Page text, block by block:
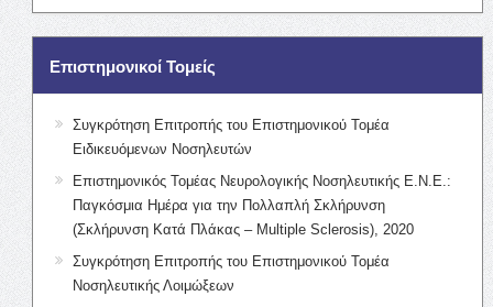
Επιστημονικοί Τομείς
Συγκρότηση Επιτροπής του Επιστημονικού Τομέα
Ειδικευόμενων Νοσηλευτών
Επιστημονικός Τομέας Νευρολογικής Νοσηλευτικής Ε.Ν.Ε.:
Παγκόσμια Ημέρα για την Πολλαπλή Σκλήρυνση
(Σκλήρυνση Κατά Πλάκας – Multiple Sclerosis), 2020
Συγκρότηση Επιτροπής του Επιστημονικού Τομέα
Νοσηλευτικής Λοιμώξεων